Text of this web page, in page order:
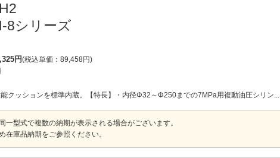
8シリーズ
円 税込単価 89,458円
クッションを標準内蔵。【特長】・内径Φ32～Φ250までの7MPa用複動油圧シリン...
一型式で複数の納期が表示される場合がございます。
在庫品納期をご参照ください。